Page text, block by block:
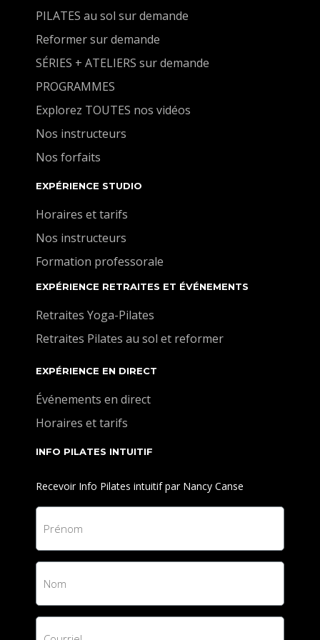
PILATES au sol sur demande
Reformer sur demande
SÉRIES + ATELIERS sur demande
PROGRAMMES
Explorez TOUTES nos vidéos
Nos instructeurs
Nos forfaits
EXPÉRIENCE STUDIO
Horaires et tarifs
Nos instructeurs
Formation professorale
EXPÉRIENCE RETRAITES ET ÉVÉNEMENTS
Retraites Yoga-Pilates
Retraites Pilates au sol et reformer
EXPÉRIENCE EN DIRECT
Événements en direct
Horaires et tarifs
INFO PILATES INTUITIF
Recevoir Info Pilates intuitif par Nancy Canse